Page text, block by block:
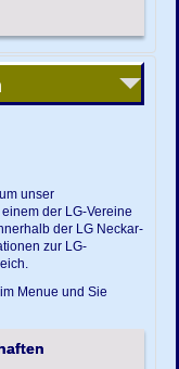
unser
der LG-Vereine
der LG Neckar-
zur LG-
Menue und Sie